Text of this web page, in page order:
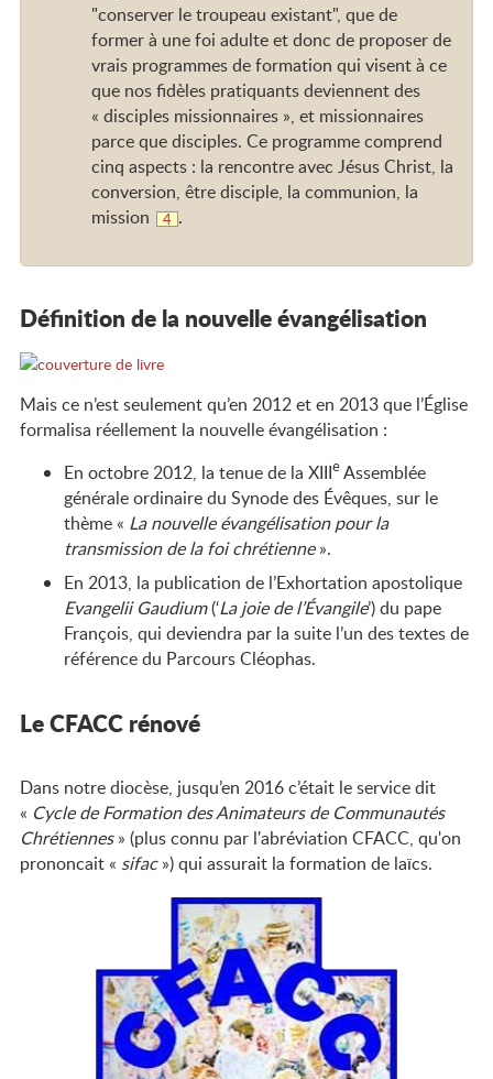
"conserver le troupeau existant", que de
former à une foi adulte et donc de proposer de
vrais programmes de formation qui visent à ce
que nos fidèles pratiquants deviennent des
« disciples missionnaires », et missionnaires
parce que disciples. Ce programme comprend
cinq aspects : la rencontre avec Jésus Christ, la
conversion, être disciple, la communion, la
mission
Note
de
page
4 .
Définition de la nouvelle évangélisation
Mais ce n’est seulement qu’en 2012 et en 2013 que l’Église
formalisa réellement la nouvelle évangélisation :
En octobre 2012, la tenue de la XIIIeAssemblée
générale ordinaire du Synode des Évêques, sur le
thème « La nouvelle évangélisation pour la
transmission de la foi chrétienne».
En 2013, la publication de l’Exhortation apostolique
Evangelii Gaudium(‘La joie de l’Évangile’) du pape
François, qui deviendra par la suite l’un des textes de
référence du Parcours Cléophas.
Le CFACC rénové
Dans notre diocèse, jusqu’en 2016 c’était le service dit
« Cycle de Formation des Animateurs de Communautés
Chrétiennes» (plus connu par l'abréviation CFACC, qu'on
prononcait « sifac») qui assurait la formation de laïcs.